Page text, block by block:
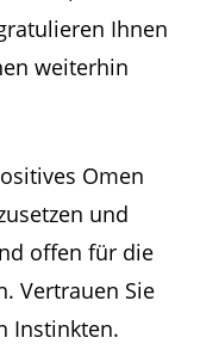
Ihnen
weiterhin
Omen
und
offen für die
Vertrauen Sie
Instinkten.